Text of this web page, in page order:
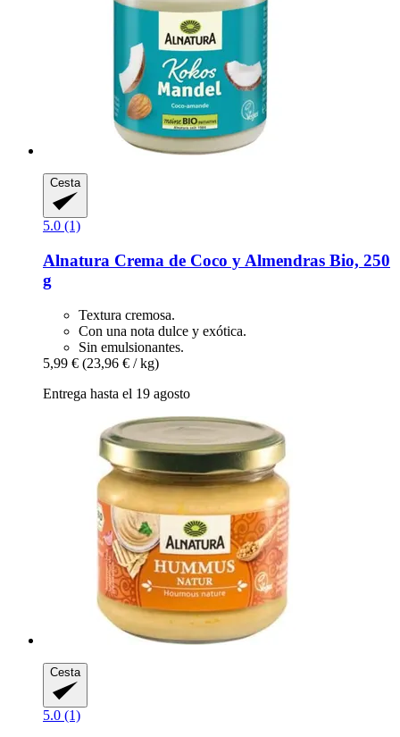
Cesta
5.0 (1)
Alnatura Crema de Coco y Almendras Bio, 250
g
Textura cremosa.
Con una nota dulce y exótica.
Sin emulsionantes.
5,99 € (23,96 € / kg)
Entrega hasta el 19 agosto
Cesta
5.0 (1)